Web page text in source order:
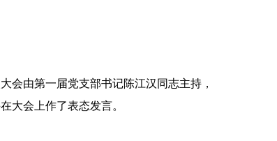
会由第一届党支部书记陈江汉同志主持，
大会上作了表态发言。